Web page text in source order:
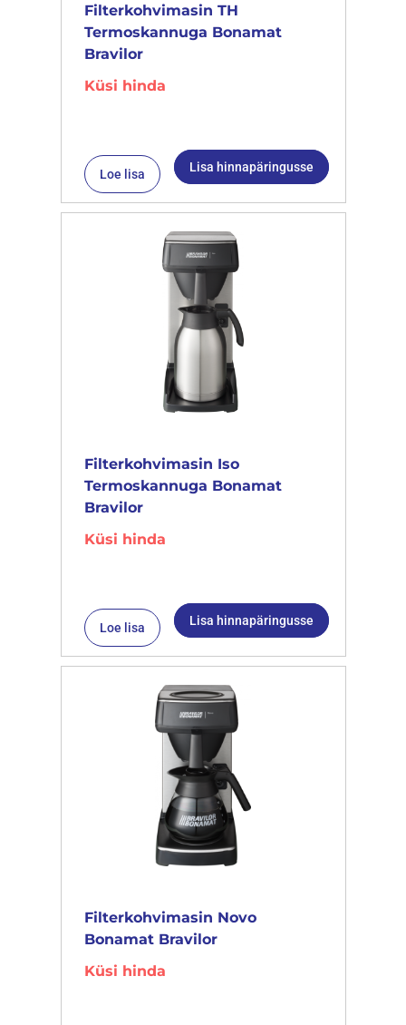
Filterkohvimasin TH
Termoskannuga Bonamat
Bravilor
Küsi hinda
Loe lisa Lisa hinnapäringusse
Filterkohvimasin Iso
Termoskannuga Bonamat
Bravilor
Küsi hinda
Loe lisa Lisa hinnapäringusse
Filterkohvimasin Novo
Bonamat Bravilor
Küsi hinda